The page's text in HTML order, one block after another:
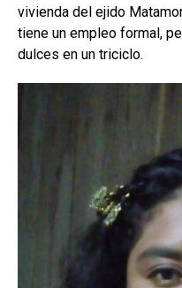
vivienda del ejido
tiene un empleo formal,
dulces en un triciclo.